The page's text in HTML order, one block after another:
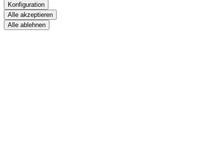
Konfiguration
Alle akzeptieren
Alle ablehnen